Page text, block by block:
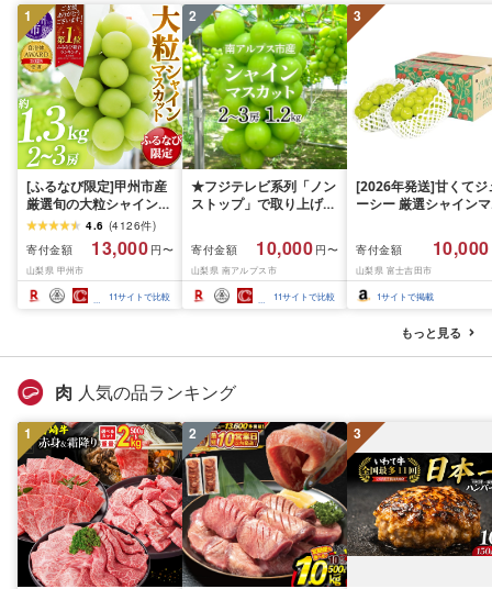
1
[ふるなび限定]甲州市産
厳選旬の大粒シャインマ
スカット 約1.3kg 2〜3
房[2026年発送]
(MG)B12-472 FN-
Limited-VO シャインマ
スカット フルーツ
4.6 (4126件)
寄付金額
13,000 円〜
山梨県 甲州市
11サイトで比較
2
★フジテレビ系列「ノン
ストップ」で取り上げら
先行予約]南アルプス市
産シャインマスカット
1.2kg以上(2〜3房)ふる
さと納税 おすすめ 山梨
県 南アルプス市 送料無
寄付金額 10,000 円〜
山梨県 南アルプス市
11サイトで比較
3
[2026年発送]甘くてジ
ーシー 厳選シャインマ
月前半(1〜15日)から
月下旬までの発送) フ
ーツ ぶどう 果物 山梨
産 2026 旬 大粒 高級
寄付金額 10,000
山梨県 富士吉田市
1サイトで掲載
もっと見る
肉 人気の品ランキング
1 2 3